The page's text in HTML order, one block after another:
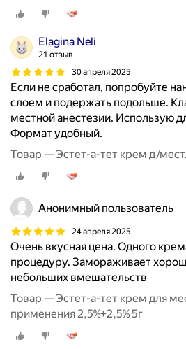
Elagina Neli
21 отзыв
30 апреля 2025
Если не сработал, попробуйте
слоем и подержать подольше.
местной анестезии. Использую
Формат удобный.
Товар — Эстет-а-тет крем д/
Анонимный пользователь
24 апреля 2025
Очень вкусная цена. Одного
процедуру. Замораживает
небольших вмешательств
Товар — Эстет-а-тет крем для
применения 2,5%+2,5% 5г